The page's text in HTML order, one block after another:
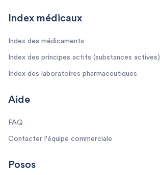
Index médicaux
Index des médicaments
Index des principes actifs (substances actives)
Index des laboratoires pharmaceutiques
Aide
FAQ
Contacter l'équipe commerciale
Posos